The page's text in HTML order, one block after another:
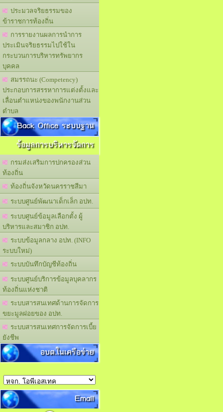
ประมวลจริยธรรมของ
ข้าราชการท้องถิ่น
การรายงานผลการนำการ
ประเมินจริยธรรมไปใช้ใน
กระบวนการบริหารทรัพยากร
บุคคล
สมรรถนะ (Competency)
ประกอบการสรรหาการแต่งตั้งและ
เลื่อนตำแหน่งของพนักงานส่วน
ตำบล
Back Office ระบบฐาน
ข้อมูลการบริหารจัดการ
กรมส่งเสริมการปกครองส่วน
ท้องถิ่น
ท้องถิ่นจังหวัดนครราชสีมา
ระบบศูนย์พัฒนาเด็กเล็ก อปท.
ระบบศูนย์ข้อมูลเลือกตั้ง ผู้
บริหารและสมาชิก อปท.
ระบบข้อมูลกลาง อปท. (INFO
ระบบใหม่)
ระบบบันทึกบัญชีท้องถิ่น
ระบบศูนย์บริการข้อมูลบุคลากร
ท้องถิ่นแห่งชาติ
ระบบสารสนเทศด้านการจัดการ
ขยะมูลฝอยของ อปท.
ระบบสารสนเทศการจัดการเบี้ย
ยังชีพ
อบต.ในเครือข่าย
Email